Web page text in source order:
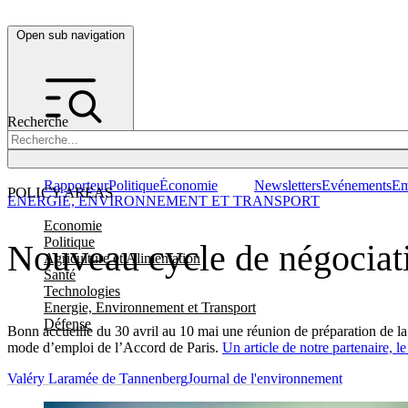
Open sub navigation
Recherche
POLICY AREAS
Economie
Politique
Agriculture et Alimentation
Santé
Technologies
Energie, Environnement et Transport
Défense
RapporteurPolitiqueÉconomie NewslettersEvénements
Nouveau cycle de
Bonn accueille du 30 avril au 10 mai une réunion de préparation de
mode d’emploi de l’Accord de Paris. Un article de notre partenaire,
ENERGIE, ENVIRONNEMENT ET TRANSPORT
Valéry Laramée de TannenbergJournal de l'environnement